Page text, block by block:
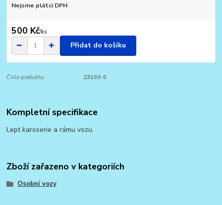
Nejsme plátci DPH
500 Kč/ks
Přidat do košíku
Číslo produktu: 23103-0
Kompletní specifikace
Lept karoserie a rámu vozu.
Zboží zařazeno v kategoriích
Osobní vozy